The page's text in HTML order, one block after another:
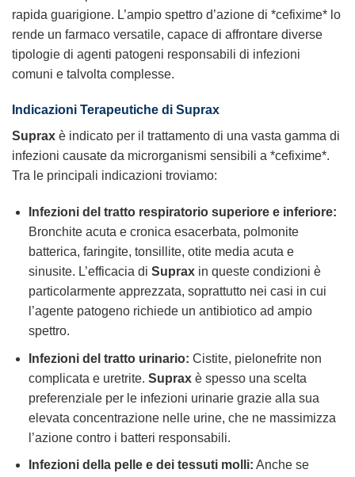
rapida guarigione. L’ampio spettro d’azione di *cefixime* lo
rende un farmaco versatile, capace di affrontare diverse
tipologie di agenti patogeni responsabili di infezioni
comuni e talvolta complesse.
Indicazioni Terapeutiche di Suprax
Suprax è indicato per il trattamento di una vasta gamma di
infezioni causate da microrganismi sensibili a *cefixime*.
Tra le principali indicazioni troviamo:
Infezioni del tratto respiratorio superiore e inferiore:
Bronchite acuta e cronica esacerbata, polmonite
batterica, faringite, tonsillite, otite media acuta e
sinusite. L’efficacia di Supraxin queste condizioni è
particolarmente apprezzata, soprattutto nei casi in cui
l’agente patogeno richiede un antibiotico ad ampio
spettro.
Infezioni del tratto urinario: Cistite, pielonefrite non
complicata e uretrite. Supraxè spesso una scelta
preferenziale per le infezioni urinarie grazie alla sua
elevata concentrazione nelle urine, che ne massimizza
l’azione contro i batteri responsabili.
Infezioni della pelle e dei tessuti molli: Anche se